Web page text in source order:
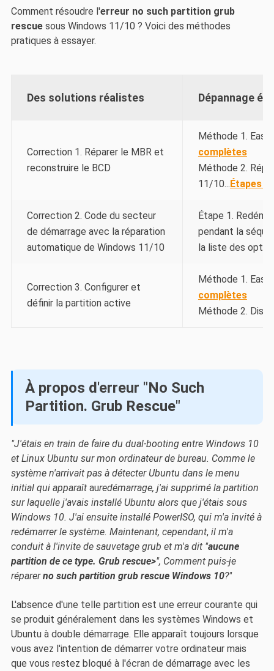
Comment résoudre l'erreur no such partition grub
rescuesous Windows 11/10 ? Voici des méthodes
pratiques à essayer.
Des solutions réalistes Dépannage
Correction 1. Réparer le MBR et
reconstruire le BCD
Méthode 1.
complètes
Méthode 2.
11/10...Étapes
Correction 2. Code du secteur
de démarrage avec la réparation
automatique de Windows 11/10
Étape 1.
pendant la
la liste des
Correction 3. Configurer et
définir la partition active
Méthode 1.
complètes
Méthode 2.
À propos d'erreur "No Such
Partition. Grub Rescue"
"J'étais en train de faire du dual-booting entre Windows 10
et Linux Ubuntu sur mon ordinateur de bureau. Comme le
système n'arrivait pas à détecter Ubuntu dans le menu
initial qui apparaît auredémarrage, j'ai supprimé la partition
sur laquelle j'avais installé Ubuntu alors que j'étais sous
Windows 10. J'ai ensuite installé PowerISO, qui m'a invité à
redémarrer le système. Maintenant, cependant, il m'a
conduit à l'invite de sauvetage grub et m'a dit "aucune
partition de ce type. Grub rescue>", Comment puis-je
réparerno such partition grub rescue Windows 10?"
L'absence d'une telle partition est une erreur courante qui
se produit généralement dans les systèmes Windows et
Ubuntu à double démarrage. Elle apparaît toujours lorsque
vous avez l'intention de démarrer votre ordinateur mais
que vous restez bloqué à l'écran de démarrage avec les